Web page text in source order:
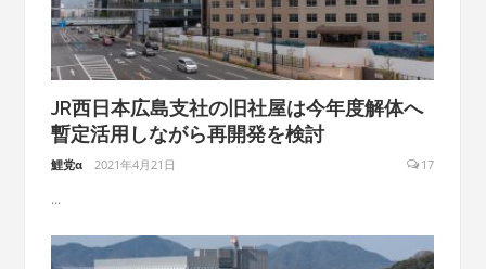
JR西日本広島支社の旧社屋は今年度解体へ
暫定活用しながら再開発を検討
鯉党α 2021年4月21日 17
...